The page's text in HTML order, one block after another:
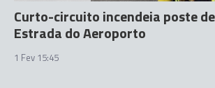
Curto-circuito incendeia poste
Estrada do Aeroporto
1 Fev 15:45